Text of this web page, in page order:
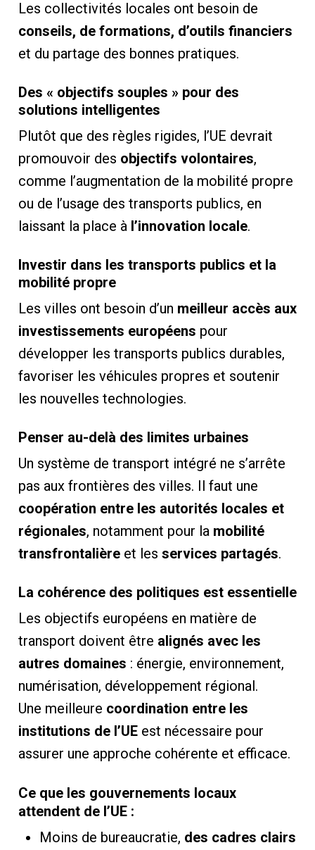
Les collectivités locales ont besoin de
conseils, de formations, d’outils financiers
et du partage des bonnes pratiques.
Des « objectifs souples » pour des
solutions intelligentes
Plutôt que des règles rigides, l’UE devrait
promouvoir des objectifs volontaires,
comme l’augmentation de la mobilité propre
ou de l’usage des transports publics, en
laissant la place à l’innovation locale.
Investir dans les transports publics et la
mobilité propre
Les villes ont besoin d’un meilleur accès aux
investissements européens pour
développer les transports publics durables,
favoriser les véhicules propres et soutenir
les nouvelles technologies.
Penser au-delà des limites urbaines
Un système de transport intégré ne s’arrête
pas aux frontières des villes. Il faut une
coopération entre les autorités locales et
régionales, notamment pour la mobilité
transfrontalièreet les services partagés.
La cohérence des politiques est essentielle
Les objectifs européens en matière de
transport doivent être alignés avec les
autres domaines : énergie, environnement,
numérisation, développement régional.
Une meilleure coordination entre les
institutions de l’UEest nécessaire pour
assurer une approche cohérente et efficace.
Ce que les gouvernements locaux
attendent de l’UE :
Moins de bureaucratie, des cadres clairs